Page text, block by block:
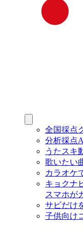
全国採点
分析採点
うたスキ
歌いたい
カラオケ
キョクナ
スマホが
サビだけ
子供向け